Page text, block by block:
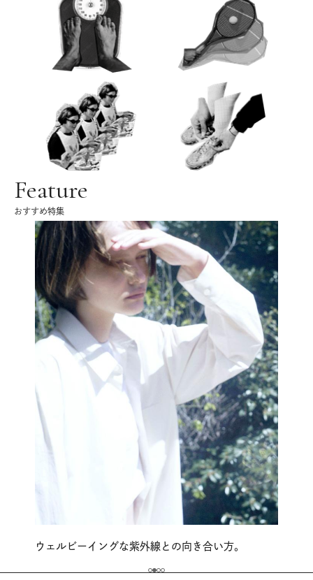
Feature
おすすめ特集
ウェルビーイングな紫外線との向き合い方。